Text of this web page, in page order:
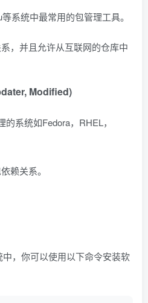
系统中最常用的包管理工具。
，并且允许从互联网的仓库中
Modified)
系统如Fedora，RHEL，
赖关系。
，你可以使用以下命令安装软